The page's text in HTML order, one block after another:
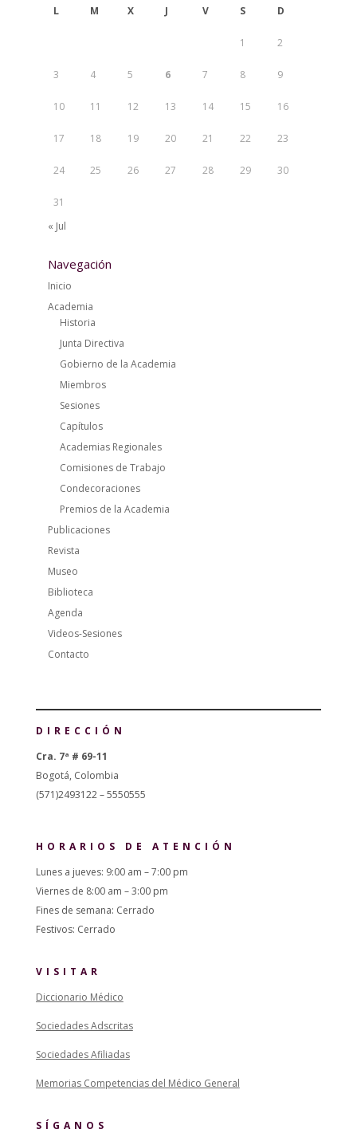
L M X J V S D
1 2
3 4 5 6 7 8 9
10 11 12 13 14 15 16
17 18 19 20 21 22 23
24 25 26 27 28 29 30
31
« Jul
Navegación
Inicio
Academia
Historia
Junta Directiva
Gobierno de la Academia
Miembros
Sesiones
Capítulos
Academias Regionales
Comisiones de Trabajo
Condecoraciones
Premios de la Academia
Publicaciones
Revista
Museo
Biblioteca
Agenda
Videos-Sesiones
Contacto
DIRECCIÓN
Cra. 7ª # 69-11
Bogotá, Colombia
(571)2493122 – 5550555
HORARIOS DE ATENCIÓN
Lunes a jueves: 9:00 am – 7:00 pm
Viernes de 8:00 am – 3:00 pm
Fines de semana: Cerrado
Festivos: Cerrado
VISITAR
Diccionario Médico
Sociedades Adscritas
Sociedades Afiliadas
Memorias Competencias del Médico General
SÍGANOS